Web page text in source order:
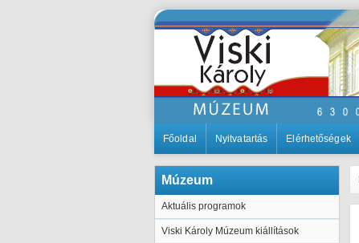
Főoldal Nyitvatartás Elérhetőségek
Múzeum
Aktuális programok
Viski Károly Múzeum kiállítások